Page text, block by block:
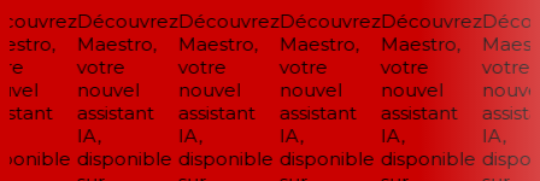
Découvrez
Maestro,
votre
nouvel
assistant
IA,
disponible
Découvrez
Maestro,
votre
nouvel
assistant
IA,
disponible
Découvrez
Maestro,
votre
nouvel
assistant
IA,
disponible
Découvrez
Maestro,
votre
nouvel
assistant
IA,
disponible
votre
nouvel
IA,